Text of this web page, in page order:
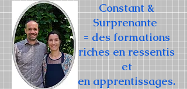
Constant &
Surprenante
= des formations
riches en ressentis
et
en apprentissages.